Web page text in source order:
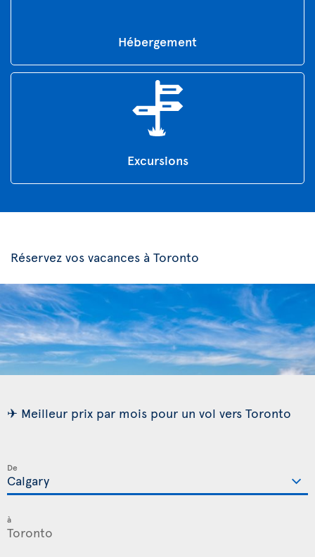
Hébergement
Excursions
Réservez vos vacances à Toronto
✈ Meilleur prix par mois pour un vol vers Toronto
De
à